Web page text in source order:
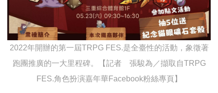
2022年開辦的第一屆TRPG FES.是全臺性的活動，象徵著
跑團推廣的一大里程碑。【記者 張駿為／擷取自TRPG
FES.角色扮演嘉年華Facebook粉絲專頁】